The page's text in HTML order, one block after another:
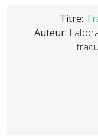
Titre:
Auteur: